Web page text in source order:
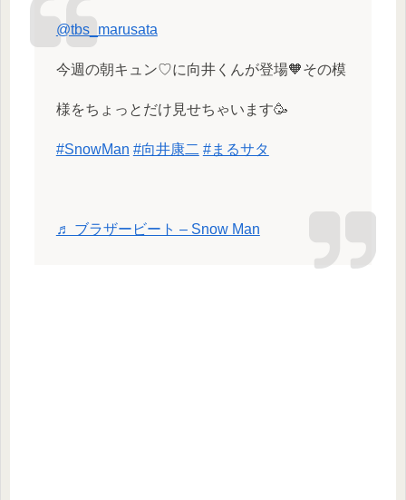
@tbs_marusata
今週の朝キュン♡に向井くんが登場🧡その模
様をちょっとだけ見せちゃいます🥳
#SnowMan #向井康二 #まるサタ
♬ ブラザービート – Snow Man